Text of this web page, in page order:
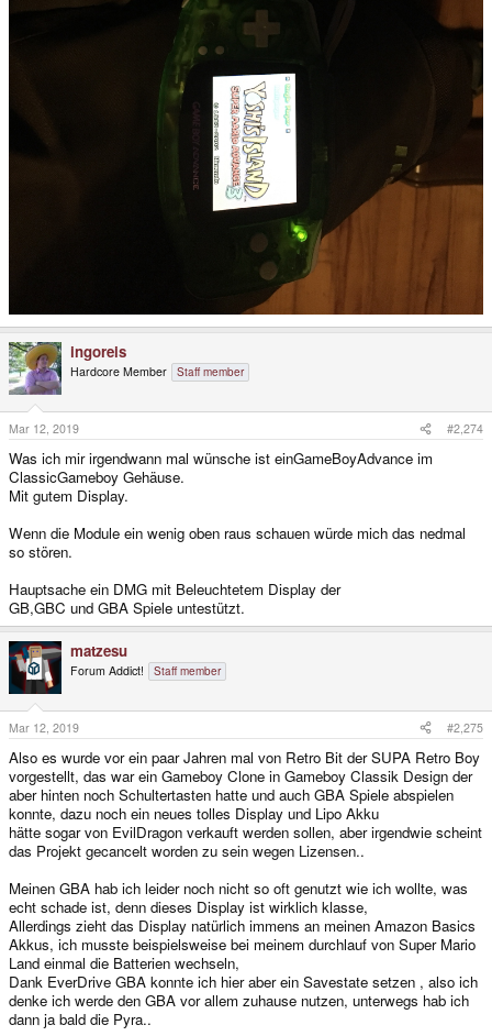
ingoreis
Hardcore Member Staff member
Mar 12, 2019 #2,274
Was ich mir irgendwann mal wünsche ist einGameBoyAdvance im
ClassicGameboy Gehäuse.
Mit gutem Display.
Wenn die Module ein wenig oben raus schauen würde mich das nedmal
so stören.
Hauptsache ein DMG mit Beleuchtetem Display der
GB,GBC und GBA Spiele untestützt.
matzesu
Forum Addict! Staff member
Mar 12, 2019 #2,275
Also es wurde vor ein paar Jahren mal von Retro Bit der SUPA Retro Boy
vorgestellt, das war ein Gameboy Clone in Gameboy Classik Design der
aber hinten noch Schultertasten hatte und auch GBA Spiele abspielen
konnte, dazu noch ein neues tolles Display und Lipo Akku
hätte sogar von EvilDragon verkauft werden sollen, aber irgendwie scheint
das Projekt gecancelt worden zu sein wegen Lizensen..
Meinen GBA hab ich leider noch nicht so oft genutzt wie ich wollte, was
echt schade ist, denn dieses Display ist wirklich klasse,
Allerdings zieht das Display natürlich immens an meinen Amazon Basics
Akkus, ich musste beispielsweise bei meinem durchlauf von Super Mario
Land einmal die Batterien wechseln,
Dank EverDrive GBA konnte ich hier aber ein Savestate setzen , also ich
denke ich werde den GBA vor allem zuhause nutzen, unterwegs hab ich
dann ja bald die Pyra..